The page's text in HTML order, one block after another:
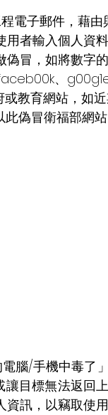
電子郵件，藉由
者輸入個人資
偽冒，如將數字
、
教育網站，如
偽冒衛福部網站
腦/手機中毒了
目標無法返回
訊，以竊取使用